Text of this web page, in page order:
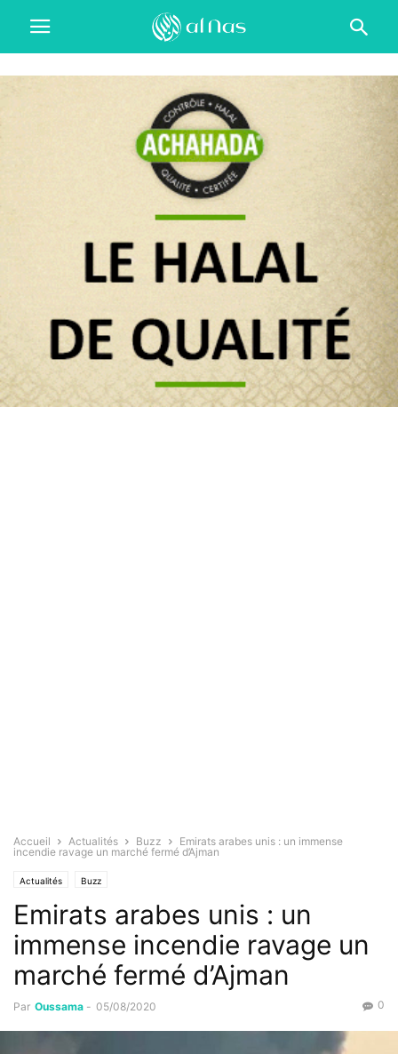
Accueil Actualités Buzz
Emirats arabes unis : un immense
incendie ravage un marché fermé d’Ajman
Actualités Buzz
Emirats arabes unis : un
immense incendie ravage un
marché fermé d’Ajman
Par Oussama - 05/08/2020 0